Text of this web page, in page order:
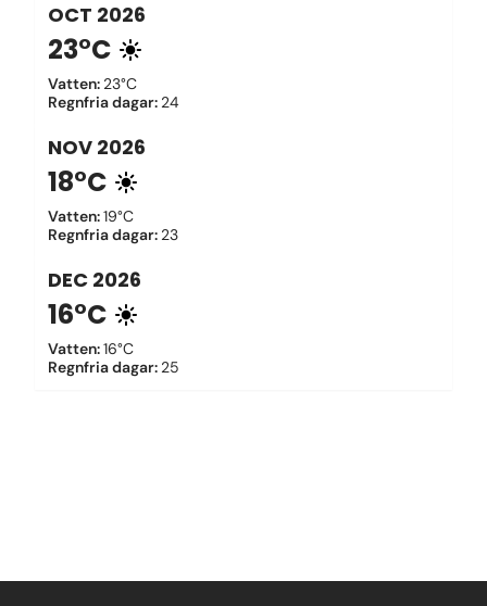
OCT 2026
23°C
Vatten: 23°C
Regnfria dagar: 24
NOV 2026
18°C
Vatten:19°C
Regnfria dagar: 23
DEC 2026
16°C
Vatten:16°C
Regnfria dagar: 25